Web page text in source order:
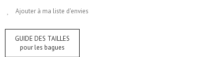
Ajouter à ma liste d'envies
GUIDE DES TAILLES
pour les bagues